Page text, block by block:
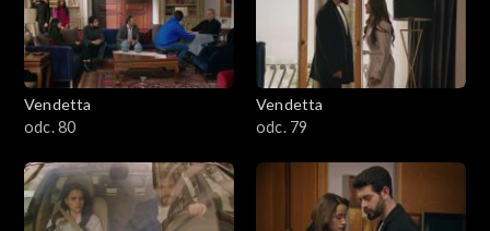
Vendetta
odc. 80
Vendetta
odc. 79